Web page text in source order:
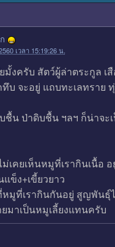
เวลา 15:19:26 น.
งครับ สัตว์ผู้ล่าตระกูล เ
บ จะอยู่ แถบทะเลทราย
น ป่าดิบชื้น ฯลฯ ก็น่าจะ
เคยเห็นหมูที่เรากินเนื้อ
ข็ง+เขี้ยวยาว
หมูที่เรากินกันอยู่ สูญพันธุ์
มาเป็นหมูเลี้ยงแทนครับ